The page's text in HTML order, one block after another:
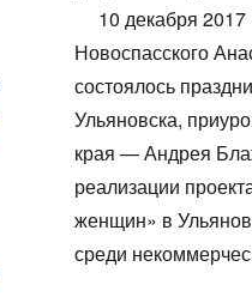
10 декабря 2017
Новоспасского
состоялось
Ульяновска,
края — Андрея
реализации
женщин» в
среди